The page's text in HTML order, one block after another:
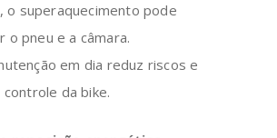
o superaquecimento pode
o pneu e a câmara.
em dia reduz riscos e
da bike.